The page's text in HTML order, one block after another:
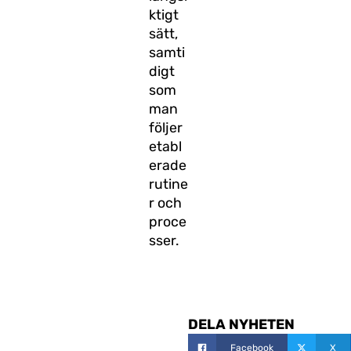
ktigt
sätt,
samti
digt
som
man
följer
etabl
erade
rutine
r och
proce
sser.
DELA NYHETEN
Facebook X